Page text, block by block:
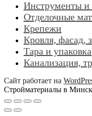
Инструменты и
Отделочные
Крепежи
Кровля, фасад,
Тара и упаковка
Канализация,
Сайт работает на
Стройматериалы в